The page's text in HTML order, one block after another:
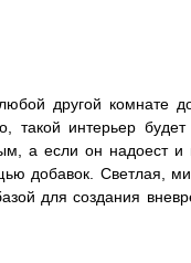
другой комнате
такой интерьер
а если он надоест и
добавок. Светлая,
для создания